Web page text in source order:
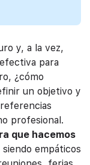
y, a la vez,
para
¿cómo
un objetivo y
profesional.
que hacemos
empáticos